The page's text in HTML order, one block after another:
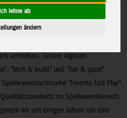
Ich lehne ab
ändern
Ansprüchen an Ästhetik und
Dachmarke "HQ" (steht für High
vertrieben. Unsere eigenen
"tech & build" und "fun & sport"
"Invento Just Play"
im Spielwarenbereich.
wir seit einigen Jahren um eine